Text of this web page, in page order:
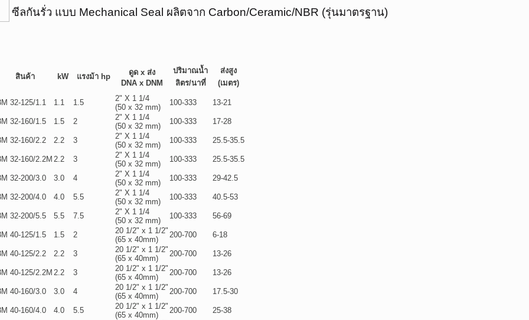
ซีลกันรั่ว แบบ Mechanical Seal ผลิตจาก Carbon/Ceramic/NBR (รุ่นมาตรฐาน)
สินค้า kW แรงม้า hp
ดูด x ส่ง
DNA x DNM
ปริมาณน้ำ
ลิตร/นาที่
ส่งสูง
(เมตร)
32-125/1.1 1.1 1.5
2" X 1 1/4
(50 x 32 mm)
100-333 13-21
32-160/1.5 1.5 2
2" X 1 1/4
(50 x 32 mm)
100-333 17-28
32-160/2.2 2.2 3
2" X 1 1/4
(50 x 32 mm)
100-333 25.5-35.5
32-160/2.2M 2.2 3
2" X 1 1/4
(50 x 32 mm)
100-333 25.5-35.5
32-200/3.0 3.0 4
2" X 1 1/4
(50 x 32 mm)
100-333 29-42.5
32-200/4.0 4.0 5.5
2" X 1 1/4
(50 x 32 mm)
100-333 40.5-53
32-200/5.5 5.5 7.5
2" X 1 1/4
(50 x 32 mm)
100-333 56-69
40-125/1.5 1.5 2
20 1/2" x 1 1/2"
(65 x 40mm)
200-700 6-18
40-125/2.2 2.2 3
20 1/2" x 1 1/2"
(65 x 40mm)
200-700 13-26
40-125/2.2M 2.2 3
20 1/2" x 1 1/2"
(65 x 40mm)
200-700 13-26
40-160/3.0 3.0 4
20 1/2" x 1 1/2"
(65 x 40mm)
200-700 17.5-30
40-160/4.0 4.0 5.5
20 1/2" x 1 1/2"
(65 x 40mm)
200-700 25-38